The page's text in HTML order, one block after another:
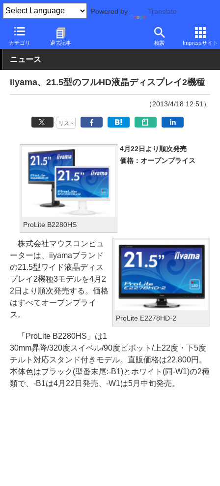
Powered by Translate
カテゴリ 過去記事 検索 Impressサイト
PC Watch 半導体/周辺機器 iiyama
ニュース
iiyama、21.5型のフルHD液晶ディスプレイ2機種
（2013/4/18 12:51）
リスト
ProLite B2280HS
4月22日より順次発売
価格：オープンプライス
ProLite E2278HD-2
株式会社マウスコンピュ
ーターは、iiyamaブランド
の21.5型ワイド液晶ディス
プレイ2機種3モデルを4月2
2日より順次発売する。価格
はすべてオープンプライ
ス。
「ProLite B2280HS」は1
30mm昇降/320度スイベル/90度ピボット/上22度・下5度
チルト対応スタンド付きモデル。直販価格は22,800円。
本体色はブラック(型番末尾:-B1)とホワイト(同-W1)の2種
類で、-B1は4月22日発売、-W1は5月中旬発売。